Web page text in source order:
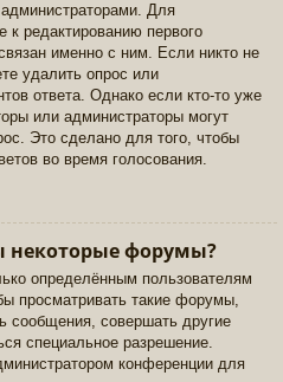
Для
к редактированию первого
именно с ним. Если никто не
удалить опрос или
ответа. Однако если кто-то уже
или администраторы могут
Это сделано для того, чтобы
во время голосования.
некоторые форумы?
определённым пользователям
просматривать такие форумы,
сообщения, совершать другие
специальное разрешение.
конференции для